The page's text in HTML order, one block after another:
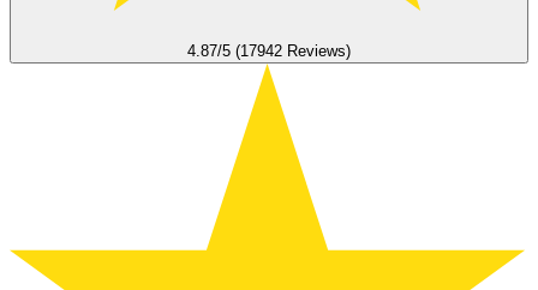
4.87/5 (17942 Reviews)